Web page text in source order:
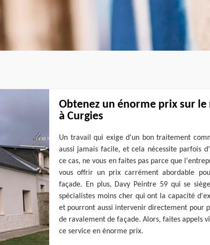
Obtenez un énorme prix sur
à Curgies
Un travail qui exige d'un bon traitement
aussi jamais facile, et cela nécessite parfois
ce cas, ne vous en faites pas parce que
vous offrir un prix carrément abordable
façade. En plus, Davy Peintre 59 qui se
spécialistes moins cher qui ont la capacité
et pourront aussi intervenir directement pour
de ravalement de façade. Alors, faites appels
ce service en énorme prix.